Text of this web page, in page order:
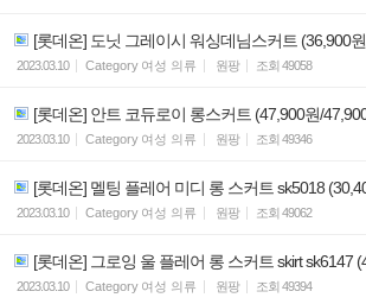
[롯데온] 도닛 그레이시 워싱데님스커트 (36,900
2023.03.10 Category 여성 의류 원팡 조회 49058
[롯데온] 안트 코듀로이 롱스커트 (47,900원/
2023.03.10 Category 여성 의류 원팡 조회 49346
[롯데온] 멜팅 플레어 미디 롱 스커트 sk5018
2023.03.10 Category 여성 의류 원팡 조회 49062
[롯데온] 그로잉 울 플레어 롱 스커트 skirt sk6147
2023.03.10 Category 여성 의류 원팡 조회 49394